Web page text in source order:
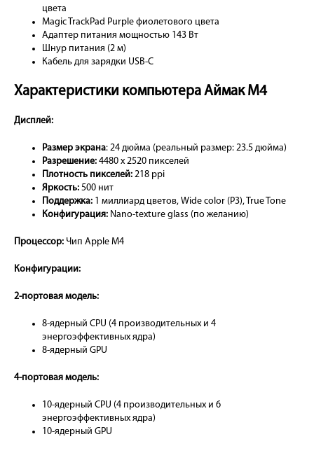
цвета
Magic TrackPad Purple фиолетового цвета
Адаптер питания мощностью 143 Вт
Шнур питания (2 м)
Кабель для зарядки USB-C
Характеристики компьютера Аймак М4
Дисплей:
Размер экрана: 24 дюйма (реальный размер: 23.5 дюйма)
Разрешение: 4480 x 2520 пикселей
Плотность пикселей: 218 ppi
Яркость: 500 нит
Поддержка: 1 миллиард цветов, Wide color (P3), True Tone
Конфигурация: Nano-texture glass (по желанию)
Процессор: Чип Apple M4
Конфигурации:
2-портовая модель:
8-ядерный CPU (4 производительных и 4
энергоэффективных ядра)
8-ядерный GPU
4-портовая модель:
10-ядерный CPU (4 производительных и 6
энергоэффективных ядра)
10-ядерный GPU